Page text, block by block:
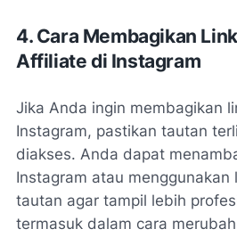
4. Cara Membagikan
Affiliate di Instagram
Jika Anda ingin membagikan
Instagram, pastikan tautan
diakses. Anda dapat
Instagram atau menggunakan
tautan agar tampil lebih
termasuk dalam cara